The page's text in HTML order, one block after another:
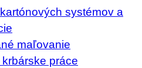
systémov a
maľovanie
práce